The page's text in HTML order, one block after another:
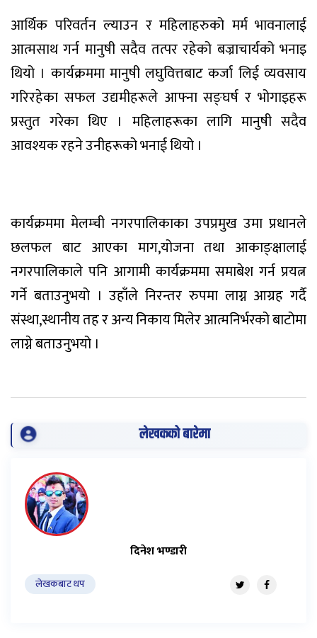
आर्थिक परिवर्तन ल्याउन र महिलाहरुको मर्म भावनालाई
आत्मसाथ गर्न मानुषी सदैव तत्पर रहेको बज्राचार्यको भनाइ
थियो । कार्यक्रममा मानुषी लघुवित्तबाट कर्जा लिई व्यवसाय
गरिरहेका सफल उद्यमीहरूले आफ्ना सङ्घर्ष र भोगाइहरू
प्रस्तुत गरेका थिए । महिलाहरूका लागि मानुषी सदैव
आवश्यक रहने उनीहरूको भनाई थियो ।
कार्यक्रममा मेलम्ची नगरपालिकाका उपप्रमुख उमा प्रधानले
छलफल बाट आएका माग,योजना तथा आकाङ्क्षालाई
नगरपालिकाले पनि आगामी कार्यक्रममा समाबेश गर्न प्रयत्न
गर्ने बताउनुभयो । उहाँले निरन्तर रुपमा लाग्न आग्रह गर्दै
संस्था,स्थानीय तह र अन्य निकाय मिलेर आत्मनिर्भरको बाटोमा
लाग्ने बताउनुभयो ।
लेखकको बारेमा
दिनेश भण्डारी
लेखकबाट थप